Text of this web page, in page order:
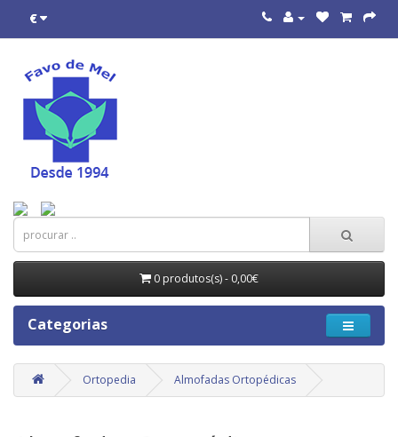
€
0 produtos(s) - 0,00€
Categorias
Ortopedia Almofadas Ortopédicas